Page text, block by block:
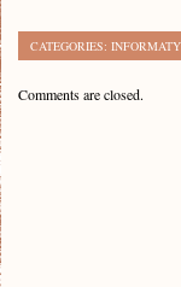
CATEGORIES:
Comments are closed.